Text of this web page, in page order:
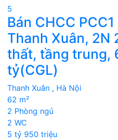
5
Bán CHCC
Thanh Xuân, 2N
thất, tầng trung,
tỷ(CGL)
Thanh Xuân , Hà Nội
62 m²
2 Phòng ngủ
2 WC
5 tỷ 950 triệu